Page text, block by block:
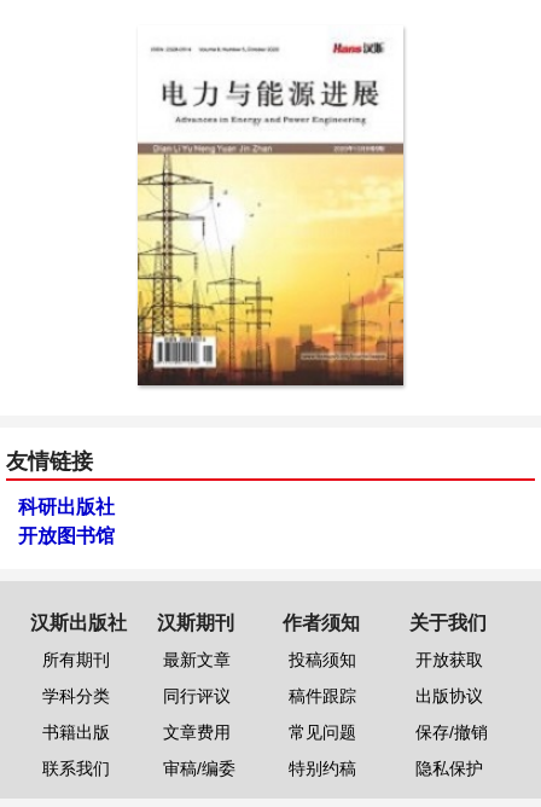
友情链接
科研出版社
开放图书馆
汉斯出版社
所有期刊
学科分类
书籍出版
联系我们
汉斯期刊
最新文章
同行评议
文章费用
审稿/编委
作者须知
投稿须知
稿件跟踪
常见问题
特别约稿
关于我们
开放获取
出版协议
保存/撤销
隐私保护